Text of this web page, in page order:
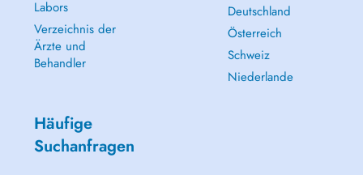
Labors
Verzeichnis der
Ärzte und
Behandler
Deutschland
Österreich
Schweiz
Niederlande
Häufige
Suchanfragen